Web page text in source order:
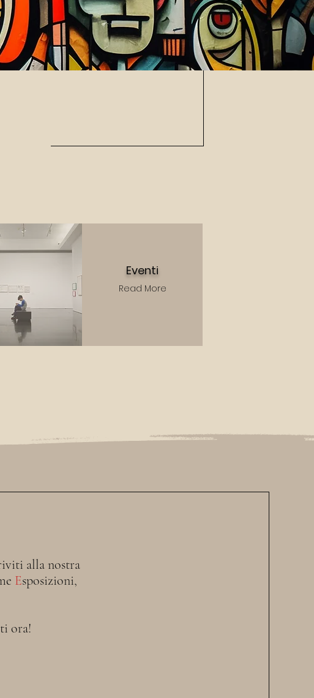
Eventi
Read More
alla nostra
Esposizioni,
ora!